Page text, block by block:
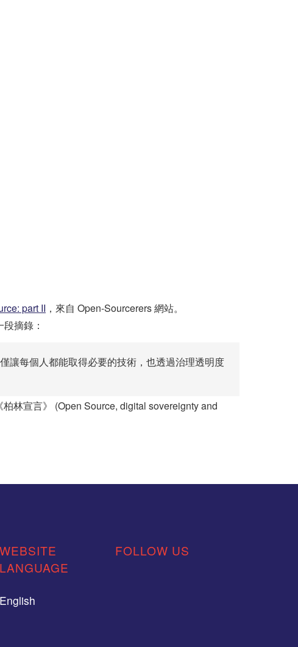
part II ，來自 Open-Sourcerers 網站。
摘錄：
讓每個人都能取得必要的技術，也透過治理透明度
林宣言》 (Open Source, digital sovereignty and
WEBSITE
LANGUAGE
English
FOLLOW US